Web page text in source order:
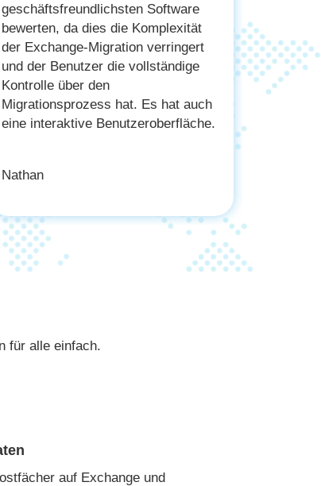
geschäftsfreundlichsten Software
bewerten, da dies die Komplexität
der Exchange-Migration verringert
und der Benutzer die vollständige
Kontrolle über den
Migrationsprozess hat. Es hat auch
eine interaktive Benutzeroberfläche.
Nathan
für alle einfach.
auf Exchange und